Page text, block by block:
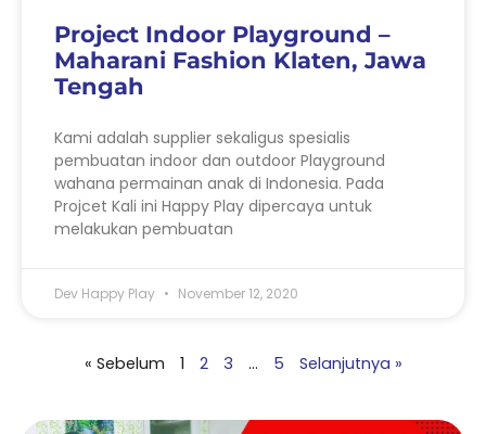
Project Indoor Playground –
Maharani Fashion Klaten, Jawa
Tengah
Kami adalah supplier sekaligus spesialis
pembuatan indoor dan outdoor Playground
wahana permainan anak di Indonesia. Pada
Projcet Kali ini Happy Play dipercaya untuk
melakukan pembuatan
Dev Happy Play November 12, 2020
« Sebelum 1 2 3 … 5 Selanjutnya »